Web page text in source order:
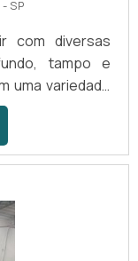
SP
com diversas
tampo e
uma variedade
com agitador
inclinado,
com diversas
horizontal com
DO TANQUE